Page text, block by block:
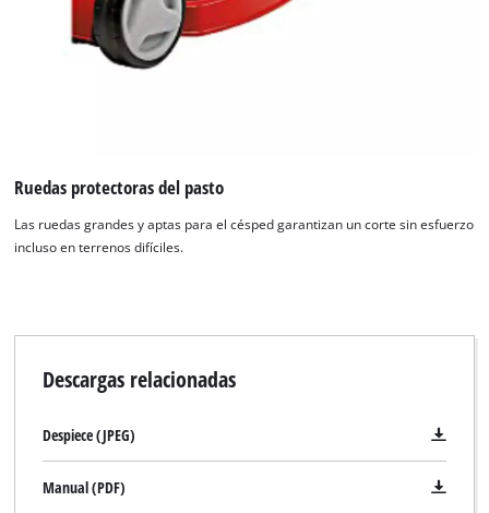
visitor. The website owner needs to setup
the site with their CMP to add this content
Ruedas protectoras del pasto
Las ruedas grandes y aptas para el césped garantizan un corte sin esfuerzo
incluso en terrenos difíciles.
Descargas relacionadas
Despiece (JPEG)
Manual (PDF)